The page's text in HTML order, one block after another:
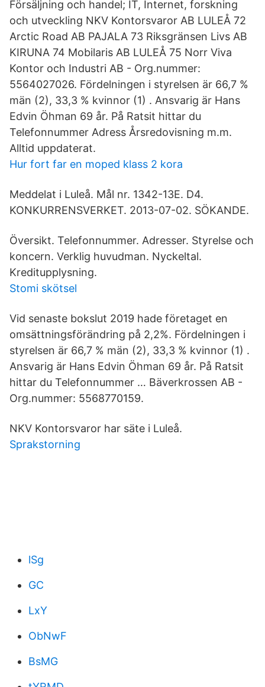
Försäljning och handel; IT, Internet, forskning
och utveckling NKV Kontorsvaror AB LULEÅ 72
Arctic Road AB PAJALA 73 Riksgränsen Livs AB
KIRUNA 74 Mobilaris AB LULEÅ 75 Norr Viva
Kontor och Industri AB - Org.nummer:
5564027026. Fördelningen i styrelsen är 66,7 %
män (2), 33,3 % kvinnor (1) . Ansvarig är Hans
Edvin Öhman 69 år. På Ratsit hittar du
Telefonnummer Adress Årsredovisning m.m.
Alltid uppdaterat.
Hur fort far en moped klass 2 kora
Meddelat i Luleå. Mål nr. 1342-13E. D4.
KONKURRENSVERKET. 2013-07-02. SÖKANDE.
Översikt. Telefonnummer. Adresser. Styrelse och
koncern. Verklig huvudman. Nyckeltal.
Kreditupplysning.
Stomi skötsel
Vid senaste bokslut 2019 hade företaget en
omsättningsförändring på 2,2%. Fördelningen i
styrelsen är 66,7 % män (2), 33,3 % kvinnor (1) .
Ansvarig är Hans Edvin Öhman 69 år. På Ratsit
hittar du Telefonnummer … Bäverkrossen AB -
Org.nummer: 5568770159.
NKV Kontorsvaror har säte i Luleå.
Sprakstorning
lSg
GC
LxY
ObNwF
BsMG